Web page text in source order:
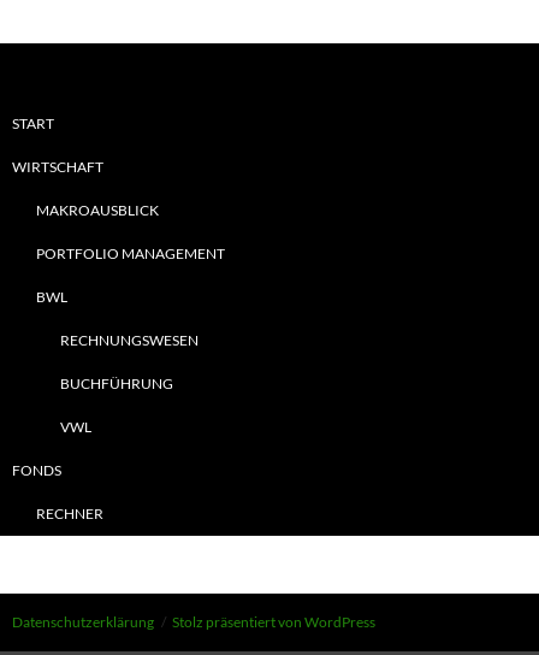
START
WIRTSCHAFT
MAKROAUSBLICK
PORTFOLIO MANAGEMENT
BWL
RECHNUNGSWESEN
BUCHFÜHRUNG
VWL
FONDS
RECHNER
Datenschutzerklärung Stolz präsentiert von WordPress